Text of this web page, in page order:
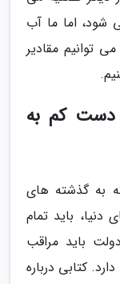
شود، اما ما آب
توانیم مقادیر
دست کم به
به گذشته های
دنیا، باید تمام
باید مراقب
کتابی درباره